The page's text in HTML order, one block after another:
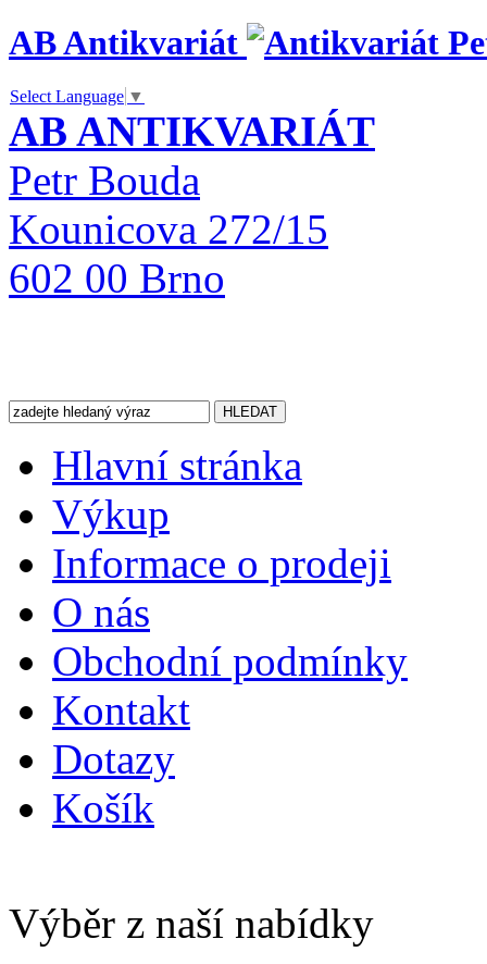
AB Antikvariát
Select Language ▼
AB ANTIKVARIÁT
Petr Bouda
Kounicova 272/15
602 00 Brno
Hlavní stránka
Výkup
Informace o prodeji
O nás
Obchodní podmínky
Kontakt
Dotazy
Košík
Výběr z naší nabídky